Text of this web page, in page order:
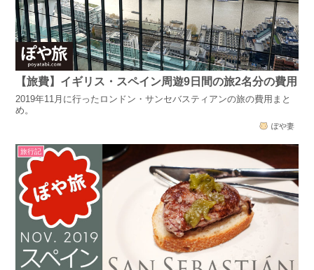
【旅費】イギリス・スペイン周遊9日間の旅2名分の費用
2019年11月に行ったロンドン・サンセバスティアンの旅の費用まと
め。
ぽや妻
旅行記